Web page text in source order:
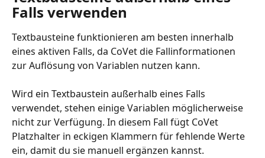
Falls verwenden
Textbausteine funktionieren am besten innerhalb
eines aktiven Falls, da CoVet die Fallinformationen
zur Auflösung von Variablen nutzen kann.
Wird ein Textbaustein außerhalb eines Falls
verwendet, stehen einige Variablen möglicherweise
nicht zur Verfügung. In diesem Fall fügt CoVet
Platzhalter in eckigen Klammern für fehlende Werte
ein, damit du sie manuell ergänzen kannst.